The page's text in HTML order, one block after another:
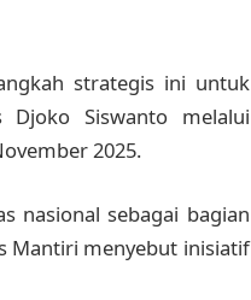
strategis ini untuk
Djoko Siswanto melalui
2025.
nasional sebagai bagian
Mantiri menyebut inisiatif